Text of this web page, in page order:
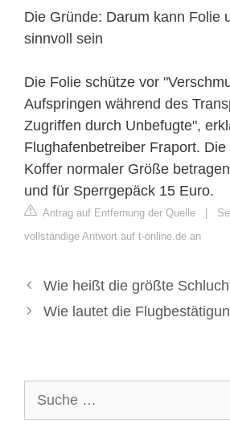
Die Gründe: Darum kann Folie
sinnvoll sein
Die Folie schütze vor
Aufspringen während des
Zugriffen durch Unbefugte",
Flughafenbetreiber Fraport.
Koffer normaler Größe
und für Sperrgepäck 15 Euro.
Antrag auf Entfernung der Quelle |
vollständige Antwort auf t-online.de an
Wie heißt die größte
Wie lautet die
nach: